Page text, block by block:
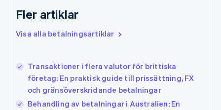
Fler artiklar
Visa alla betalningsartiklar
Transaktioner i flera valutor för brittiska
företag: En praktisk guide till prissättning, FX
och gränsöverskridande betalningar
Behandling av betalningar i Australien: En
Hongkong SAR, Kina
English 简体中文
Indien
Italien
ItalianoEnglish
Japan
日本語 English